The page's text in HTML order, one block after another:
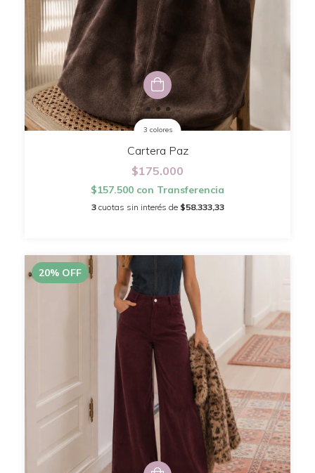
3 colores
Cartera Paz
$175.000
$157.500 con Transferencia
3 cuotas sin interés de $58.333,33
20% OFF